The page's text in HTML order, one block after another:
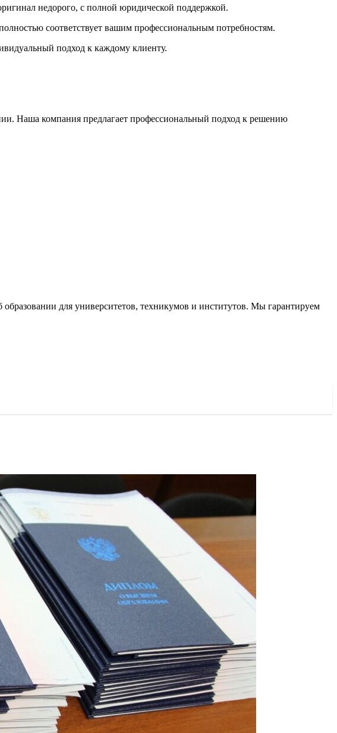
недорого, с полной юридической поддержкой.
соответствует вашим профессиональным потребностям.
подход к каждому клиенту.
Наша компания предлагает профессиональный подход к решению
для университетов, техникумов и институтов. Мы гарантируем